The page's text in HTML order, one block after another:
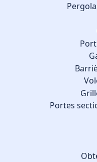
Portes